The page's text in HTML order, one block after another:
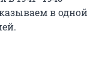
в одной